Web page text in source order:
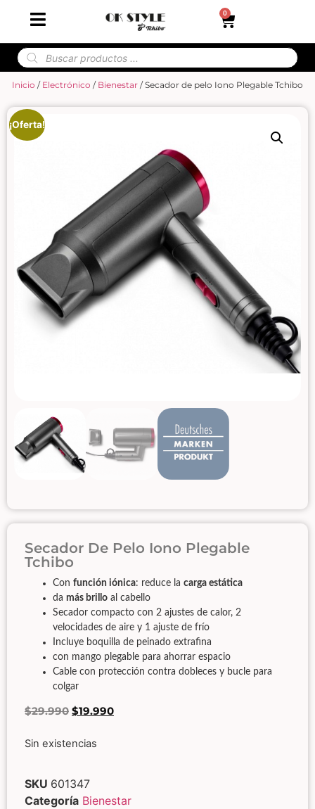
0
Inicio / Electrónico / Bienestar / Secador de pelo Iono Plegable Tchibo
¡Oferta!
Secador De Pelo Iono Plegable
Tchibo
Con función iónica: reduce la carga estática
da más brillo al cabello
Secador compacto con 2 ajustes de calor, 2
velocidades de aire y 1 ajuste de frío
Incluye boquilla de peinado extrafina
con mango plegable para ahorrar espacio
Cable con protección contra dobleces y bucle para
colgar
$29.990 $19.990
Sin existencias
SKU 601347
Categoría Bienestar